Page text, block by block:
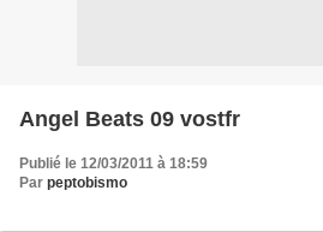
Angel Beats 09 vostfr
Publié le 12/03/2011 à 18:59
Par peptobismo